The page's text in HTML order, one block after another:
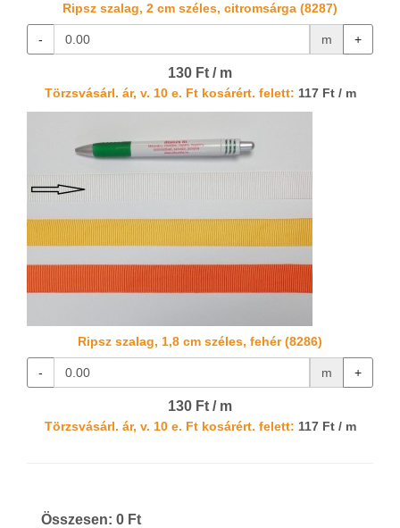
Ripsz szalag, 2 cm széles, citromsárga (8287)
- m +
130 Ft / m
Törzsvásárl. ár, v. 10 e. Ft kosárért. felett: 117 Ft / m
Ripsz szalag, 1,8 cm széles, fehér (8286)
- m +
130 Ft / m
Törzsvásárl. ár, v. 10 e. Ft kosárért. felett: 117 Ft / m
Összesen: 0 Ft